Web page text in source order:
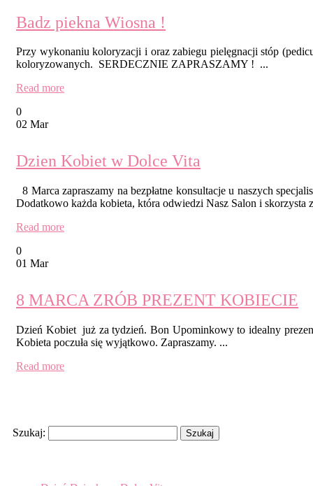
Badz piekna Wiosna !
Przy wykonaniu koloryzacji i oraz zabiegu pielęgnacji stóp
koloryzowanych. SERDECZNIE ZAPRASZAMY ! ...
Read more
0
02 Mar
Dzien Kobiet w Dolce Vita
8 Marca zapraszamy na bezpłatne konsultacje u naszych
Dodatkowo każda kobieta, która odwiedzi Nasz Salon i
Read more
0
01 Mar
8 MARCA ZRÓB PREZENT KOBIECIE
Dzień Kobiet już za tydzień. Bon Upominkowy to idealny
Kobieta poczuła się wyjątkowo. Zapraszamy. ...
Read more
Szukaj: